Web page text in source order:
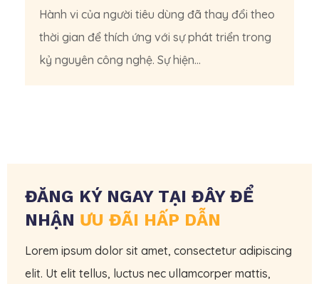
Hành vi của người tiêu dùng đã thay đổi theo
thời gian để thích ứng với sự phát triển trong
kỷ nguyên công nghệ. Sự hiện...
ĐĂNG KÝ NGAY TẠI ĐÂY ĐỂ
NHẬN ƯU ĐÃI HẤP DẪN
Lorem ipsum dolor sit amet, consectetur adipiscing
elit. Ut elit tellus, luctus nec ullamcorper mattis,